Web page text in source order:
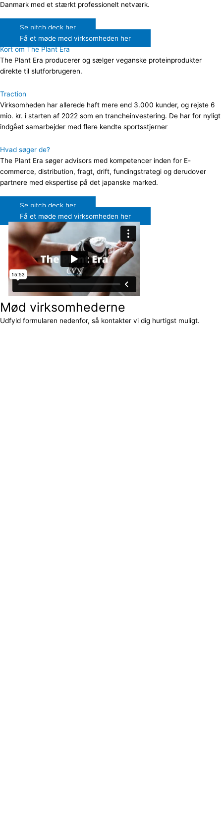
Danmark med et stærkt professionelt netværk.
Se pitch deck her
Få et møde med virksomheden her
Kort om The Plant Era
The Plant Era producerer og sælger veganske proteinprodukter
direkte til slutforbrugeren.
Traction
Virksomheden har allerede haft mere end 3.000 kunder, og rejste 6
mio. kr. i starten af 2022 som en trancheinvestering. De har for nyligt
indgået samarbejder med flere kendte sportsstjerner
Hvad søger de?
The Plant Era søger advisors med kompetencer inden for E-
commerce, distribution, fragt, drift, fundingstrategi og derudover
partnere med ekspertise på det japanske marked.
Se pitch deck her
Få et møde med virksomheden her
Mød virksomhederne
Udfyld formularen nedenfor, så kontakter vi dig hurtigst muligt.